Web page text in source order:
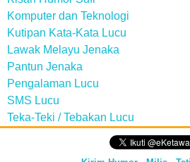
Komputer dan Teknologi
Kutipan Kata-Kata Lucu
Lawak Melayu Jenaka
Pantun Jenaka
Pengalaman Lucu
SMS Lucu
Teka-Teki / Tebakan Lucu